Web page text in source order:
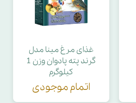
غذای مرغ مینا مدل
گرند پته پادوان وزن 1
کیلوگرم
اتمام موجودی